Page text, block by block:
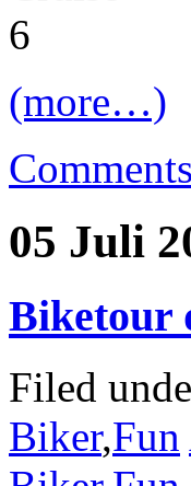
(more…)
05 Juli
Biketour
Filed
Biker,Fun